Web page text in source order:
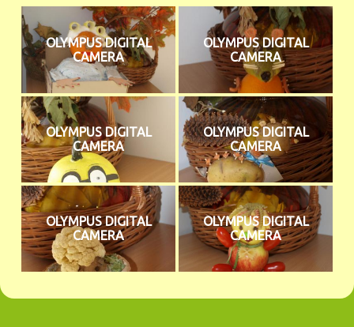
OLYMPUS DIGITAL
CAMERA
OLYMPUS DIGITAL
CAMERA
OLYMPUS DIGITAL
CAMERA
OLYMPUS DIGITAL
CAMERA
OLYMPUS DIGITAL
CAMERA
OLYMPUS DIGITAL
CAMERA